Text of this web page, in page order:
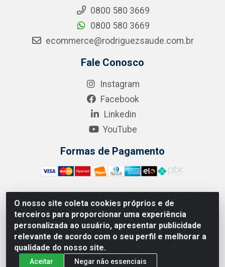
O nosso site coleta cookies próprios e de
terceiros para proporcionar uma experiência
personalizada ao usuário, apresentar publicidade
relevante de acordo com o seu perfil e melhorar a
qualidade do nosso site.
Aceitar Negar não essenciais
0800 580 3669
0800 580 3669
ecommerce@rodriguezsaude.com.br
Fale Conosco
Instagram
Facebook
Linkedin
YouTube
Formas de Pagamento
A.R. RODRIGUEZ SOLUÇÕES EM SAÚDE - Endereço Av.
Joaquim Nabuco, 2235 - Centro, Manaus - AM, CEP
69020-031 - CNPJ 04.562.591/0001-41